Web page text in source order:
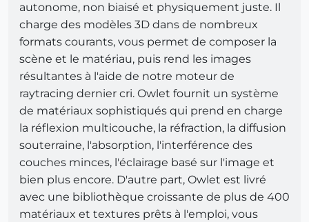
autonome, non biaisé et physiquement juste. Il
charge des modèles 3D dans de nombreux
formats courants, vous permet de composer la
scène et le matériau, puis rend les images
résultantes à l'aide de notre moteur de
raytracing dernier cri. Owlet fournit un système
de matériaux sophistiqués qui prend en charge
la réflexion multicouche, la réfraction, la diffusion
souterraine, l'absorption, l'interférence des
couches minces, l'éclairage basé sur l'image et
bien plus encore. D'autre part, Owlet est livré
avec une bibliothèque croissante de plus de 400
matériaux et textures prêts à l'emploi, vous